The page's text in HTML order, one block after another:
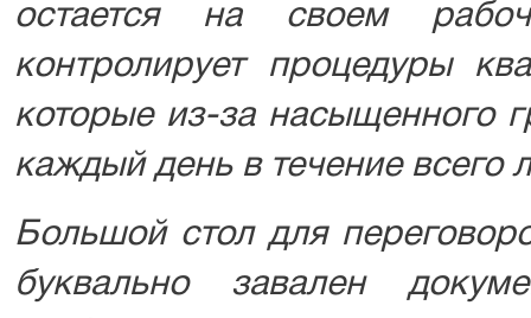
остается на своем
контролирует процедуры
которые из-за насыщенного
каждый день в течение всего
Большой стол для
буквально завален